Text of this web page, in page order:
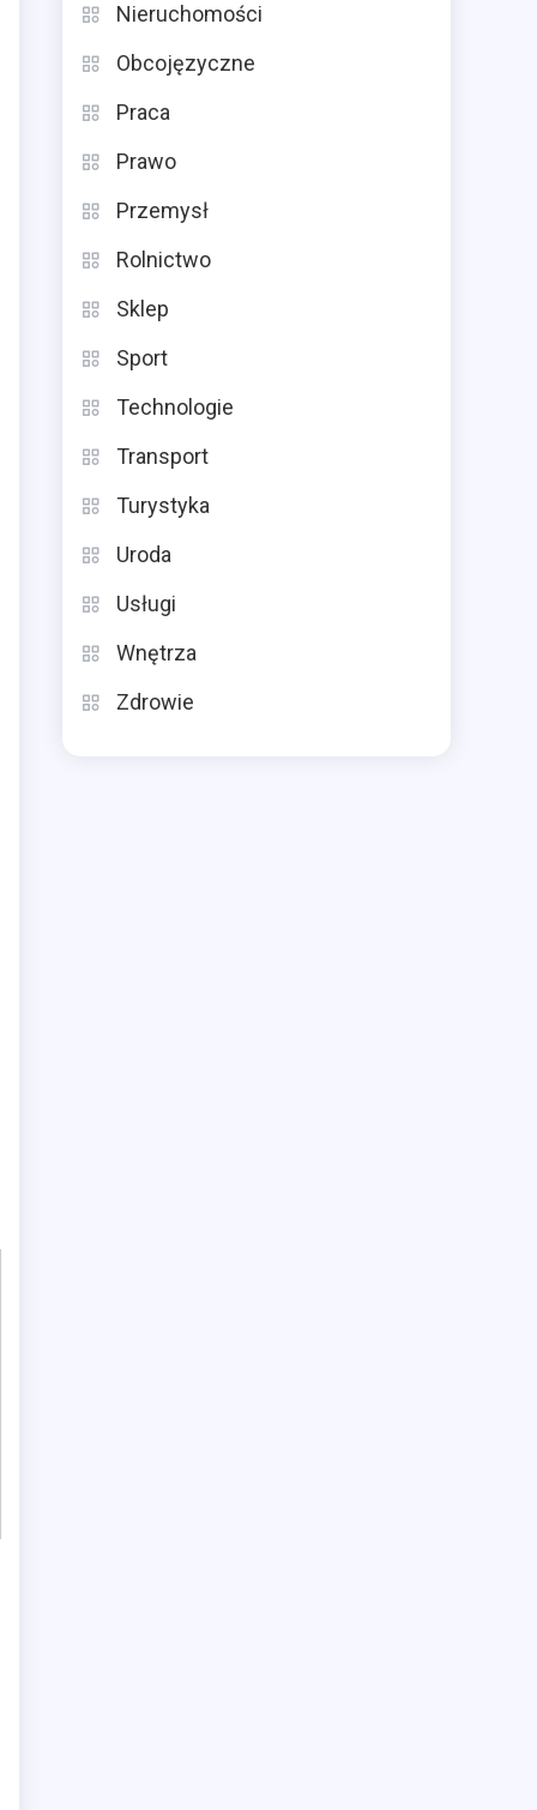
Nieruchomości
Obcojęzyczne
Praca
Prawo
Przemysł
Rolnictwo
Sklep
Sport
Technologie
Transport
Turystyka
Uroda
Usługi
Wnętrza
Zdrowie